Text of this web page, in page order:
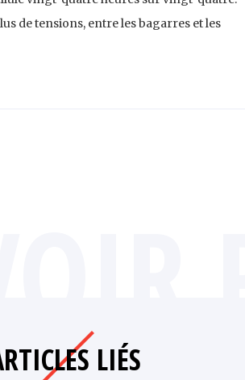
de tensions, entre les bagarres et les
LIÉS